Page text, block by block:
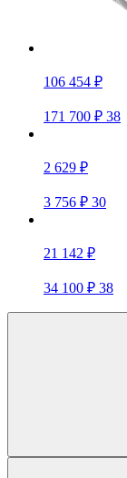
106 454 ₽
171 700 ₽ 38
2 629 ₽
3 756 ₽ 30
21 142 ₽
34 100 ₽ 38